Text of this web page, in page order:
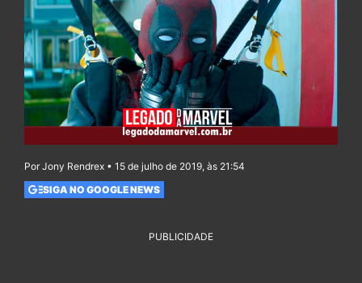
Por Jony Rendrex • 15 de julho de 2019, às 21:54
SIGA NO GOOGLE NEWS
PUBLICIDADE